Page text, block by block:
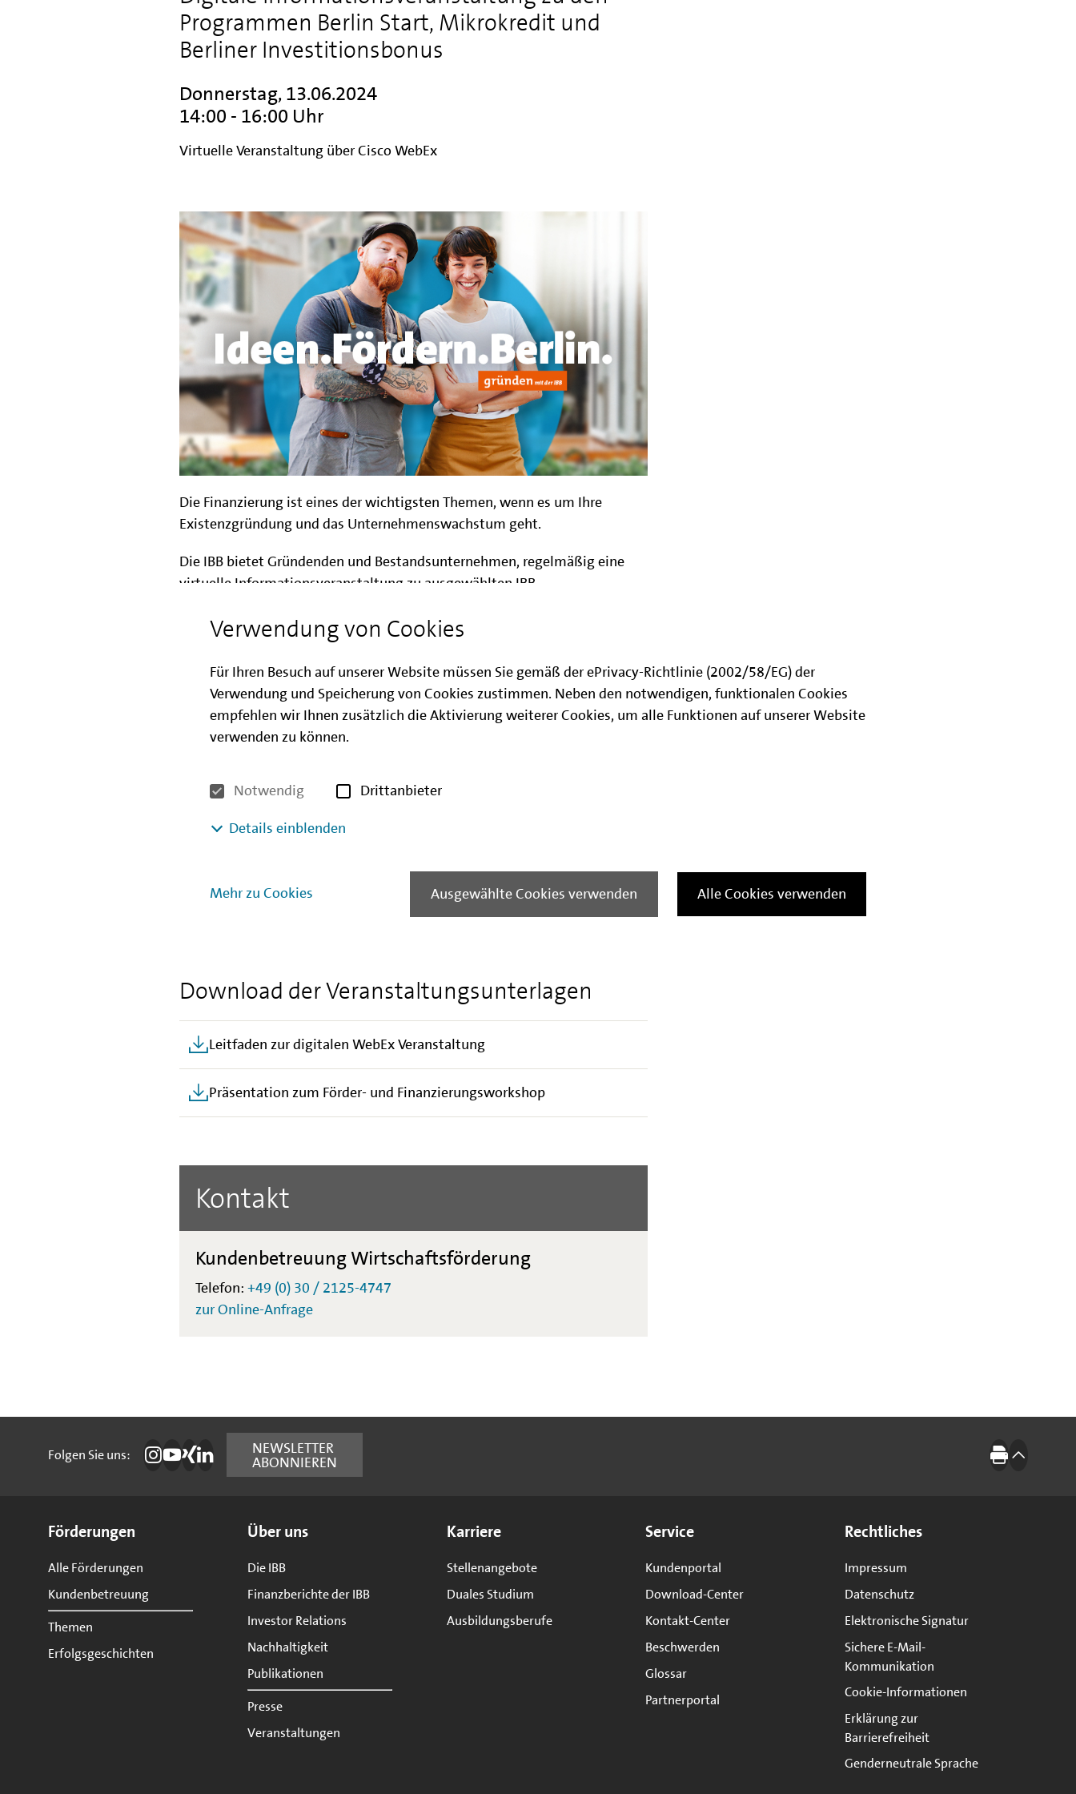
Verwendung von Cookies
Für Ihren Besuch auf unserer Website müssen Sie gemäß der ePrivacy-Richtlinie (2002/58/EG) der
Verwendung und Speicherung von Cookies zustimmen. Neben den notwendigen, funktionalen Cookies
empfehlen wir Ihnen zusätzlich die Aktivierung weiterer Cookies, um alle Funktionen auf unserer Website
verwenden zu können.
Notwendig
Drittanbieter
Details einblenden
Mehr zu Cookies Ausgewählte Cookies verwenden Alle Cookies verwenden
Programmen Berlin Start, Mikrokredit und
Berliner Investitionsbonus
Donnerstag, 13.06.2024
14:00 - 16:00 Uhr
Virtuelle Veranstaltung über Cisco WebEx
Die Finanzierung ist eines der wichtigsten Themen, wenn es um Ihre
Existenzgründung und das Unternehmenswachstum geht.
Die IBB bietet Gründenden und Bestandsunternehmen, regelmäßig eine
virtuelle Informationsveranstaltung zu ausgewählten IBB
relevante Programme und deren Fördervoraussetzungen. Der Fokus der
Veranstaltung liegt auf den Programmen
KMU-Fonds,GründungsBONUSundBerliner Investitionsbonus.
Ziel der Informationsveranstaltung ist es zum einen, Ihnen einen Überblick
über die Finanzierungsmöglichkeiten zu geben und zum anderen, über
haben Sie die Gelegenheit, Fragen an die Referierenden zu stellen und
Anmeldung. Am Veranstaltungstag können Sie sich überdiesen Link
einwählen. Folgen Sie dazu dem Leitfaden, den Sie im Bereich Downloads
Download der Veranstaltungsunterlagen
Leitfaden zur digitalen WebEx Veranstaltung
Präsentation zum Förder- und Finanzierungsworkshop
Kontakt
Kundenbetreuung Wirtschaftsförderung
Telefon: +49 (0) 30 / 2125-4747
zur Online-Anfrage
Folgen Sie uns: Die IBB auf Instagram
Die IBB auf YouTube
Die IBB auf Xing
Die IBB auf LinkedIn Druckennach oben
NEWSLETTER
ABONNIEREN
Förderungen
Alle Förderungen
Kundenbetreuung
Themen
Erfolgsgeschichten
Über uns
Die IBB
Finanzberichte der IBB
Investor Relations
Nachhaltigkeit
Publikationen
Presse
Veranstaltungen
Karriere
Stellenangebote
Duales Studium
Ausbildungsberufe
Service
Kundenportal
Download-Center
Kontakt-Center
Beschwerden
Glossar
Partnerportal
Rechtliches
Impressum
Datenschutz
Elektronische Signatur
Sichere E-Mail-
Kommunikation
Cookie-Informationen
Erklärung zur
Barrierefreiheit
Genderneutrale Sprache